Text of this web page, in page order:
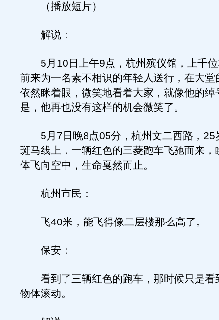
（播放短片）
解说：
5月10日上午9点，杭州殡仪馆，上千位
前来为一名素不相识的年轻人送行，在大堂
依然眯着眼，微笑地看着大家，就像他的绰
是，他再也没有这样的机会微笑了。
5月7日晚8点05分，杭州文二西路，25
斑马线上，一辆红色的三菱跑车飞驰而来，
体飞向空中，生命戛然而止。
杭州市民：
飞40米，能飞得像二层楼那么高了。
保安：
看到了三辆红色的跑车，那时候只是看
物体滚动。